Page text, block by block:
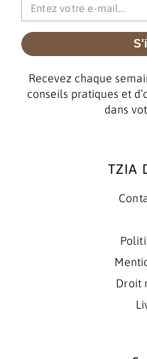
Recevez chaque
conseils pratiques et
dans
TZIA
Droit